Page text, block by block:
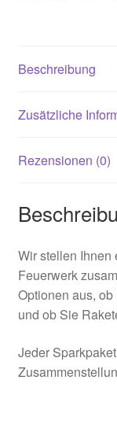
Beschreibung
Zusätzliche
Rezensionen (0)
Wir stellen Ihnen
Feuerwerk
Optionen aus,
und ob Sie
Jeder